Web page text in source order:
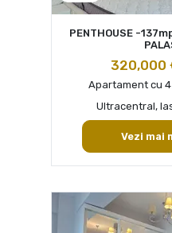
PENTHOUSE -
320,000
Apartament cu
Ultracentral,
Vezi mai